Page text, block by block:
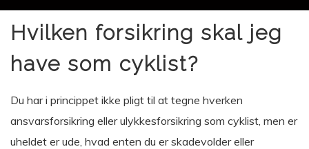
Hvilken forsikring skal jeg
have som cyklist?
Du har i princippet ikke pligt til at tegne hverken
ansvarsforsikring eller ulykkesforsikring som cyklist, men er
uheldet er ude, hvad enten du er skadevolder eller